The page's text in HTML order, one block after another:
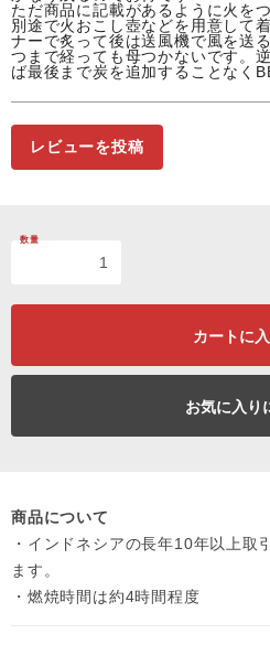
ただ商品に記載があるように火を
別途で火おこし壺などを用意して
ナーで炙って後は送風機で風を送
つまで経っても母つかないです。
ば最後まで炭を追加することなく
レビューを投稿
数量
カートに
お気に入り
商品について
・インドネシアの長年10年以上取
ます。
・燃焼時間は約4時間程度